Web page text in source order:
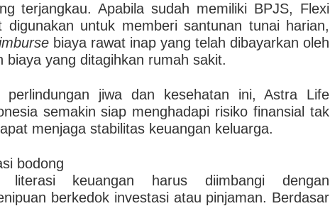
terjangkau. Apabila sudah memiliki BPJS, Flexi
digunakan untuk memberi santunan tunai harian,
biaya rawat inap yang telah dibayarkan oleh
biaya yang ditagihkan rumah sakit.
perlindungan jiwa dan kesehatan ini, Astra Life
semakin siap menghadapi risiko finansial tak
menjaga stabilitas keuangan keluarga.
bodong
literasi keuangan harus diimbangi dengan
berkedok investasi atau pinjaman. Berdasar